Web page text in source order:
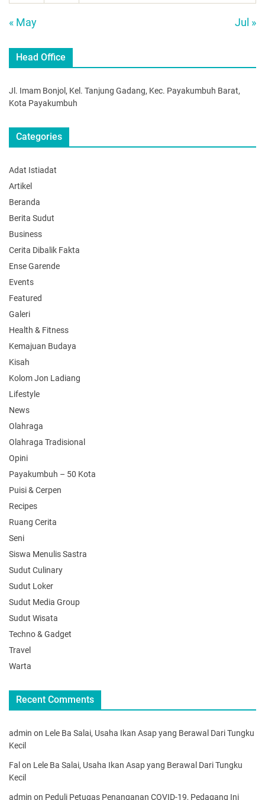
« May Jul »
Head Office
Jl. Imam Bonjol, Kel. Tanjung Gadang, Kec. Payakumbuh Barat,
Kota Payakumbuh
Categories
Adat Istiadat
Artikel
Beranda
Berita Sudut
Business
Cerita Dibalik Fakta
Ense Garende
Events
Featured
Galeri
Health & Fitness
Kemajuan Budaya
Kisah
Kolom Jon Ladiang
Lifestyle
News
Olahraga
Olahraga Tradisional
Opini
Payakumbuh – 50 Kota
Puisi & Cerpen
Recipes
Ruang Cerita
Seni
Siswa Menulis Sastra
Sudut Culinary
Sudut Loker
Sudut Media Group
Sudut Wisata
Techno & Gadget
Travel
Warta
Recent Comments
admin on Lele Ba Salai, Usaha Ikan Asap yang Berawal Dari Tungku
Kecil
Fal on Lele Ba Salai, Usaha Ikan Asap yang Berawal Dari Tungku
Kecil
admin on Peduli Petugas Penanganan COVID-19, Pedagang Ini